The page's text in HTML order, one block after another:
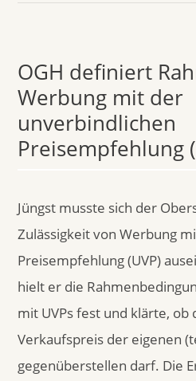
OGH definiert
Werbung mit der
unverbindlichen
Preisempfehlung
Jüngst musste sich der
Zulässigkeit von Werbung
Preisempfehlung (UVP)
hielt er die
mit UVPs fest und klärte,
Verkaufspreis der eigenen
gegenüberstellen darf. Die